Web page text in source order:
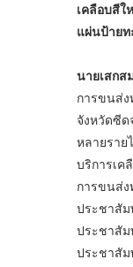
เคลือบสีใ
แผ่นป้ายท
นายเสกส
การขนส่ง
จังหวัดซีด
หลายราย
บริการเค
การขนส่ง
ประชาสัม
ประชาสัม
ประชาสัม